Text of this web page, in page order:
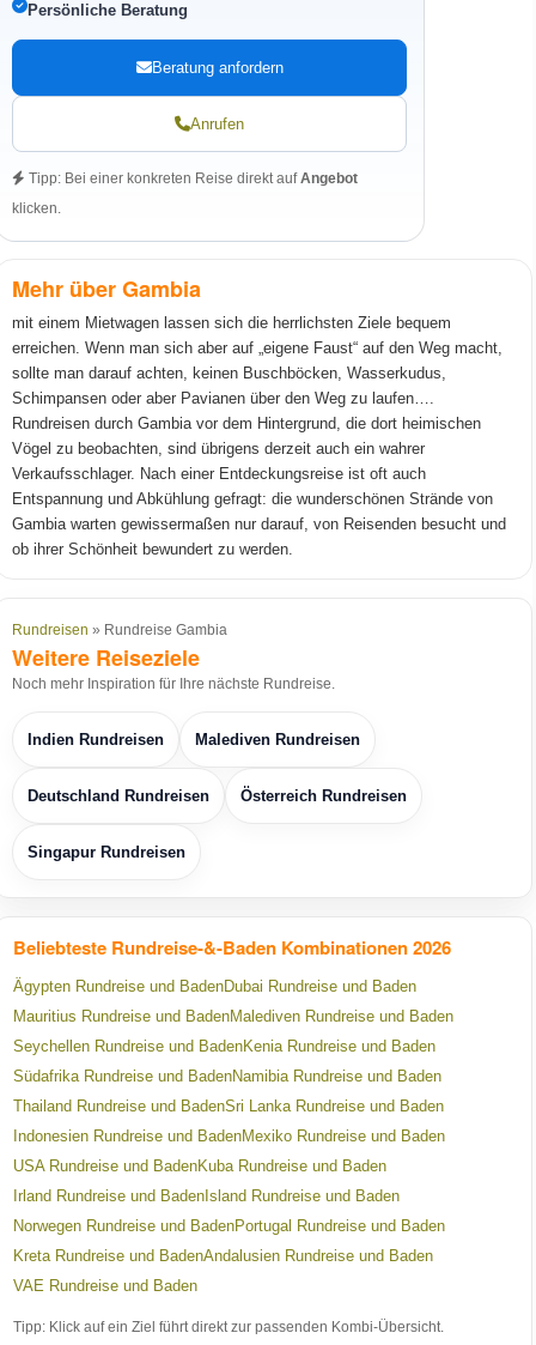
Persönliche Beratung
Beratung anfordern
Anrufen
Tipp: Bei einer konkreten Reise direkt aufAngebot
klicken.
Mehr über Gambia
mit einem Mietwagen lassen sich die herrlichsten Ziele bequem
erreichen. Wenn man sich aber auf „eigene Faust“ auf den Weg macht,
sollte man darauf achten, keinen Buschböcken, Wasserkudus,
Schimpansen oder aber Pavianen über den Weg zu laufen….
Rundreisen durch Gambia vor dem Hintergrund, die dort heimischen
Vögel zu beobachten, sind übrigens derzeit auch ein wahrer
Verkaufsschlager. Nach einer Entdeckungsreise ist oft auch
Entspannung und Abkühlung gefragt: die wunderschönen Strände von
Gambia warten gewissermaßen nur darauf, von Reisenden besucht und
ob ihrer Schönheit bewundert zu werden.
Rundreisen » Rundreise Gambia
Weitere Reiseziele
Noch mehr Inspiration für Ihre nächste Rundreise.
Indien Rundreisen Malediven Rundreisen
Deutschland Rundreisen Österreich Rundreisen
Singapur Rundreisen
Beliebteste Rundreise-&-Baden Kombinationen 2026
Ägypten Rundreise und BadenDubai Rundreise und Baden
Mauritius Rundreise und BadenMalediven Rundreise und Baden
Seychellen Rundreise und BadenKenia Rundreise und Baden
Südafrika Rundreise und BadenNamibia Rundreise und Baden
Thailand Rundreise und BadenSri Lanka Rundreise und Baden
Indonesien Rundreise und BadenMexiko Rundreise und Baden
USA Rundreise und BadenKuba Rundreise und Baden
Irland Rundreise und Baden Island Rundreise und Baden
Norwegen Rundreise und BadenPortugal Rundreise und Baden
Kreta Rundreise und BadenAndalusien Rundreise und Baden
VAE Rundreise und Baden
Tipp: Klick auf ein Ziel führt direkt zur passenden Kombi-Übersicht.